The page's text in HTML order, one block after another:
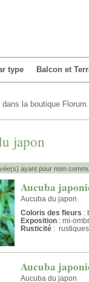
type Balcon et
japon
ayant pour nom
Aucuba
Aucuba du japon
Coloris des fleurs :
Exposition : mi-
Rusticité : rustiques
Aucuba
Aucuba du japon